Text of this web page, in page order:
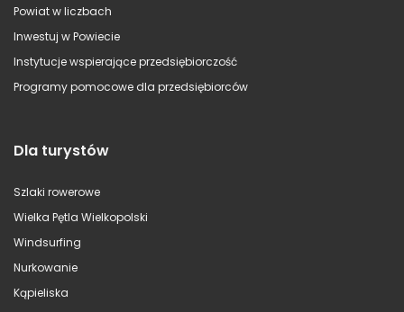
Powiat w liczbach
Inwestuj w Powiecie
Instytucje wspierające przedsiębiorczość
Programy pomocowe dla przedsiębiorców
Dla turystów
Szlaki rowerowe
Wielka Pętla Wielkopolski
Windsurfing
Nurkowanie
Kąpieliska